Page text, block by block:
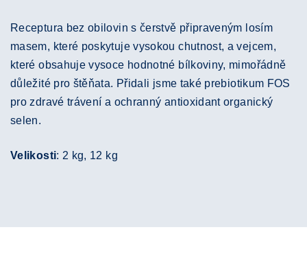
Receptura bez obilovin s čerstvě připraveným losím
masem, které poskytuje vysokou chutnost, a vejcem,
které obsahuje vysoce hodnotné bílkoviny, mimořádně
důležité pro štěňata. Přidali jsme také prebiotikum FOS
pro zdravé trávení a ochranný antioxidant organický
selen.
Velikosti: 2 kg, 12 kg